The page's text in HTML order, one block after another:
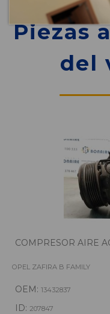
Piezas
del
COMPRESOR AIRE
OPEL ZAFIRA B FAMILY
OEM: 13432837
ID: 207847